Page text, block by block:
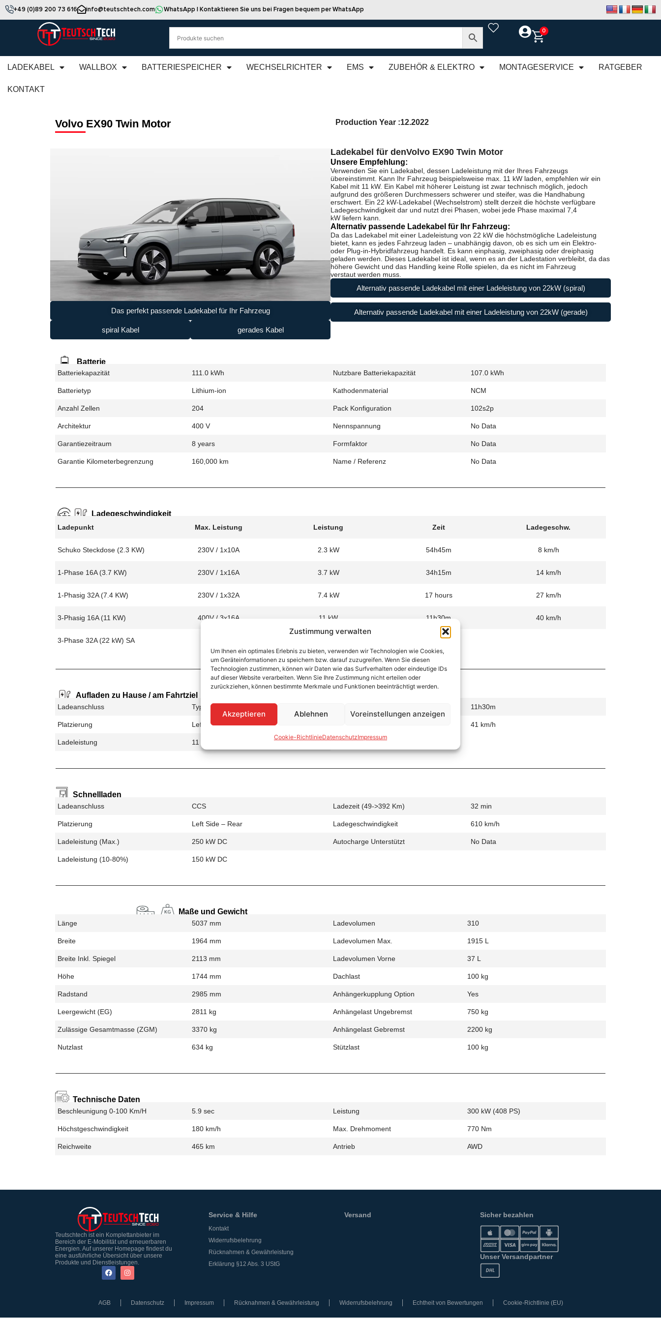
Zustimmung verwalten
Um Ihnen ein optimales Erlebnis zu bieten, verwenden wir Technologien wie Cookies,
um Geräteinformationen zu speichern bzw. darauf zuzugreifen. Wenn Sie diesen
Technologien zustimmen, können wir Daten wie das Surfverhalten oder eindeutige IDs
auf dieser Website verarbeiten. Wenn Sie Ihre Zustimmung nicht erteilen oder
zurückziehen, können bestimmte Merkmale und Funktionen beeinträchtigt werden.
Akzeptieren Ablehnen Voreinstellungen anzeigen
Cookie-RichtlinieDatenschutzImpressum
+49 (0)89 200 73 616 info@teutschtech.com WhatsApp | Kontaktieren Sie uns bei Fragen bequem per WhatsApp
0
LADEKABEL WALLBOX BATTERIESPEICHER WECHSELRICHTER EMS ZUBEHÖR & ELEKTRO MONTAGESERVICE RATGEBER
KONTAKT
Volvo EX90 Twin Motor Production Year :12.2022
Das perfekt passende Ladekabel für Ihr Fahrzeug
spiral Kabel gerades Kabel
Ladekabel für denVolvo EX90 Twin Motor
Unsere Empfehlung:
Verwenden Sie ein Ladekabel, dessen Ladeleistung mit der Ihres Fahrzeugs
übereinstimmt. Kann Ihr Fahrzeug beispielsweise max. 11 kW laden, empfehlen wir ein
Kabel mit 11 kW. Ein Kabel mit höherer Leistung ist zwar technisch möglich, jedoch
aufgrund des größeren Durchmessers schwerer und steifer, was die Handhabung
erschwert. Ein 22 kW-Ladekabel (Wechselstrom) stellt derzeit die höchste verfügbare
Ladegeschwindigkeit dar und nutzt drei Phasen, wobei jede Phase maximal 7,4
kW liefern kann.
Alternativ passende Ladekabel für Ihr Fahrzeug:
Da das Ladekabel mit einer Ladeleistung von 22 kW die höchstmögliche Ladeleistung
bietet, kann es jedes Fahrzeug laden – unabhängig davon, ob es sich um ein Elektro-
oder Plug-in-Hybridfahrzeug handelt. Es kann einphasig, zweiphasig oder dreiphasig
geladen werden. Dieses Ladekabel ist ideal, wenn es an der Ladestation verbleibt, da das
höhere Gewicht und das Handling keine Rolle spielen, da es nicht im Fahrzeug
verstaut werden muss.
Alternativ passende Ladekabel mit einer Ladeleistung von 22kW (spiral)
Alternativ passende Ladekabel mit einer Ladeleistung von 22kW (gerade)
Batterie
Batteriekapazität 111.0 kWh
Batterietyp Lithium-ion
Anzahl Zellen 204
Architektur 400 V
Garantiezeitraum 8 years
Garantie Kilometerbegrenzung 160,000 km
Nutzbare Batteriekapazität 107.0 kWh
Kathodenmaterial NCM
Pack Konfiguration 102s2p
Nennspannung No Data
Formfaktor No Data
Name / Referenz No Data
Ladegeschwindigkeit
Ladepunkt Max. Leistung Leistung Zeit Ladegeschw.
Schuko Steckdose (2.3 KW) 230V / 1x10A 2.3 kW 54h45m 8 km/h
1-Phase 16A (3.7 KW) 230V / 1x16A 3.7 kW 34h15m 14 km/h
1-Phasig 32A (7.4 KW) 230V / 1x32A 7.4 kW 17 hours 27 km/h
3-Phasig 16A (11 KW) 400V / 3x16A 11 kW 11h30m 40 km/h
3-Phase 32A (22 kW) SA
Aufladen zu Hause / am Fahrtziel
Ladeanschluss Type 2
Platzierung Left Side – Rear
Ladeleistung 11 kW AC
11h30m
41 km/h
Schnellladen
Ladeanschluss CCS
Platzierung Left Side – Rear
Ladeleistung (max.) 250 kW DC
Ladeleistung (10-80%) 150 kW DC
Ladezeit (49->392 Km) 32 min
Ladegeschwindigkeit 610 km/h
Autocharge Unterstützt No Data
Maße und Gewicht
Länge 5037 mm
Breite 1964 mm
Breite Inkl. Spiegel 2113 mm
Höhe 1744 mm
Radstand 2985 mm
Leergewicht (EG) 2811 kg
Zulässige Gesamtmasse (zGM) 3370 kg
Nutzlast 634 kg
Ladevolumen 310
Ladevolumen Max. 1915 L
Ladevolumen Vorne 37 L
Dachlast 100 kg
Anhängerkupplung Option Yes
Anhängelast Ungebremst 750 kg
Anhängelast Gebremst 2200 kg
Stützlast 100 kg
Technische Daten
Beschleunigung 0-100 Km/h 5.9 sec
Höchstgeschwindigkeit 180 km/h
Reichweite 465 km
Leistung 300 kW (408 PS)
Max. Drehmoment 770 Nm
Antrieb AWD
Teutschtech ist ein Komplettanbieter im
Bereich der E-Mobilität und erneuerbaren
Energien. Auf unserer Homepage findest du
eine ausführliche Übersicht über unsere
Produkte und Dienstleistungen.
Service & Hilfe
Kontakt
Widerrufsbelehrung
Rücknahmen & Gewährleistung
Erklärung §12 Abs. 3 UStG
Versand Sicher bezahlen
Unser Versandpartner
AGB Datenschutz Impressum Rücknahmen & Gewährleistung Widerrufsbelehrung Echtheit von Bewertungen Cookie-Richtlinie (EU)